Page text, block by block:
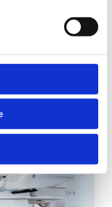
former
individuelt